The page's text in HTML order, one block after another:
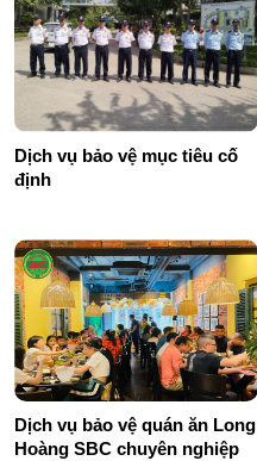
Dịch vụ bảo vệ mục tiêu cố
định
Dịch vụ bảo vệ quán ăn Long
Hoàng SBC chuyên nghiệp